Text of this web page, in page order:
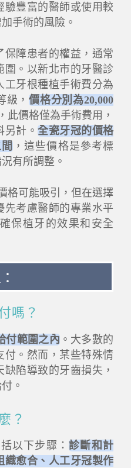
驗豐富的醫師或使用較
手術的風險。
保障患者的權益，通常
圍。以新北市的牙醫診
工牙根種植手術費分為
級，價格分別為20,000
，此價格僅為手術費用，
計。 全瓷牙冠的價格
間 ，這些價格是參考標
有所調整。
格可能吸引，但在選擇
先考慮醫師的專業水平
保植牙的效果和安全
嗎？
付範圍之內。大多數的
付。然而，某些特殊情
陷導致的牙齒損失，
。
？
以下步驟：診斷和計
織愈合、人工牙冠製作